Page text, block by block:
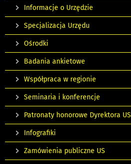
Informacje o Urzędzie
Specjalizacja Urzędu
Ośrodki
Badania ankietowe
Współpraca w regionie
Seminaria i konferencje
Patronaty honorowe Dyrektora US
Infografiki
Zamówienia publiczne US